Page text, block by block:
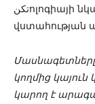
تکنոլոգիայի նկատմամբ ինստիտուցիոնալ
վստահության
կողմից
կարող է